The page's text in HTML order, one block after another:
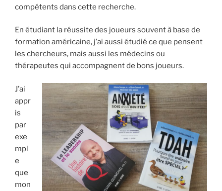
compétents dans cette recherche.
En étudiant la réussite des joueurs souvent à base de
formation américaine, j’ai aussi étudié ce que pensent
les chercheurs, mais aussi les médecins ou
thérapeutes qui accompagnent de bons joueurs.
J’ai
appr
is
par
exe
mpl
e
que
mon